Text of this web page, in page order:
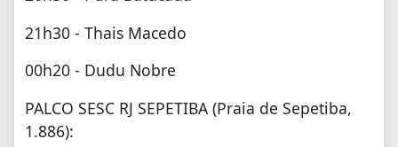
21h30 - Thais Macedo
00h20 - Dudu Nobre
PALCO SESC RJ SEPETIBA (Praia de Sepetiba,
1.886):